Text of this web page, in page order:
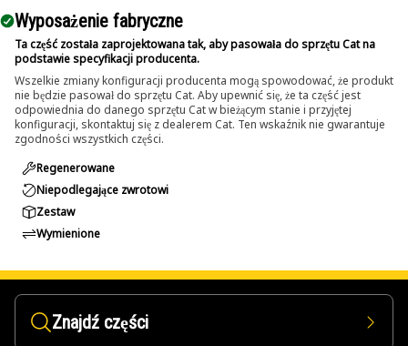
Wyposażenie fabryczne
Ta część została zaprojektowana tak, aby pasowała do sprzętu Cat na
podstawie specyfikacji producenta.
Wszelkie zmiany konfiguracji producenta mogą spowodować, że produkt
nie będzie pasował do sprzętu Cat. Aby upewnić się, że ta część jest
odpowiednia do danego sprzętu Cat w bieżącym stanie i przyjętej
konfiguracji, skontaktuj się z dealerem Cat. Ten wskaźnik nie gwarantuje
zgodności wszystkich części.
Regenerowane
Niepodlegające zwrotowi
Zestaw
Wymienione
Znajdź części